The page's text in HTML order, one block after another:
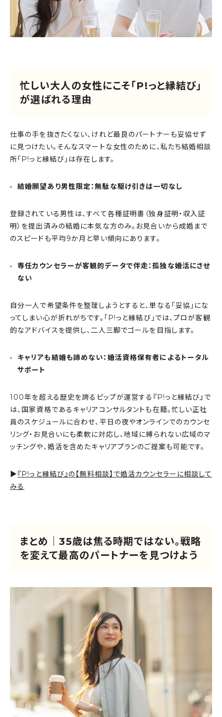
忙しい大人の女性にこそ「P!っと縁結び」
が選ばれる理由
仕事の手を抜きたくない、けれど最良のパートナーも妥協せず
に見つけたい。そんなスマートな女性のために、私たち結婚相談
所「P!っと縁結び」は存在します。
結婚願望あり男性限定：無駄な駆け引きは一切なし
登録されている男性は、すべて各種証明書（独身証明・収入証
明）を提出済みの結婚に本気な方のみ。お見合いから成婚まで
のスピードも平均9か月と早い傾向にあります。
専任カウンセラーが客観的データで伴走：孤独な婚活にさせ
ない
自分一人で希望条件を整理しようとすると、単なる「妥協」にな
ってしまい心が折れがちです。「P!っと縁結び」では、プロが客観
的なアドバイスを提供し、二人三脚でゴールを目指します。
キャリアも結婚も諦めない：婚活資格保有者によるトータル
サポート
100年を超える歴史を誇るピップが運営する『P!っと縁結び』で
は、国家資格であるキャリアコンサルタントも在籍。忙しい正社
員のスケジュールに合わせ、平日の夜やオンラインでのカウンセ
リング・お見合いにも柔軟に対応し、地域に縛られない広域のマ
ッチングや、婚活を含めたキャリアプランのご提案も可能です。
▶『P!っと縁結び』の【無料相談】で婚活カウンセラーに相談して
みる
まとめ｜35歳は焦る時期ではない。戦略
を変えて最高のパートナーを見つけよう